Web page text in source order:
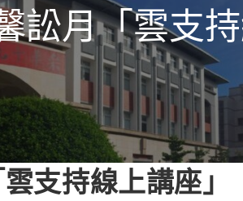
訟月「雲支
支持線上講座」